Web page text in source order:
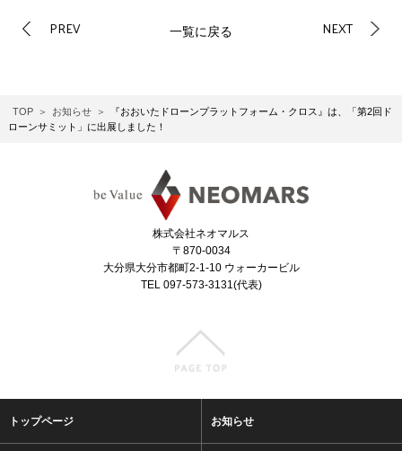
PREV 一覧に戻る NEXT
TOP お知らせ
『おおいたドローンプラットフォーム・クロス』は、「第2回ド
ローンサミット」に出展しました！
株式会社ネオマルス
〒870-0034
大分県大分市都町2-1-10 ウォーカービル
TEL 097-573-3131(代表)
トップページ お知らせ